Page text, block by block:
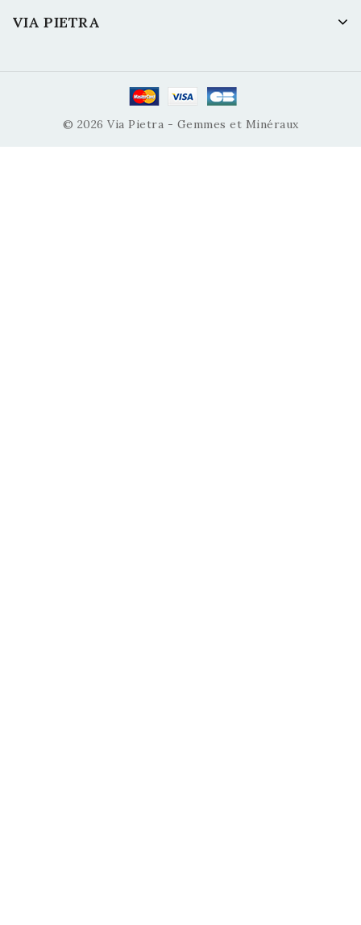
VIA PIETRA
© 2026 Via Pietra - Gemmes et Minéraux